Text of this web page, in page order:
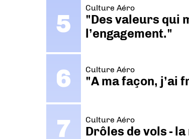
Culture Aéro
"Des valeurs qui
l’engagement."
Culture Aéro
"A ma façon, j’ai
Culture Aéro
Drôles de vols -